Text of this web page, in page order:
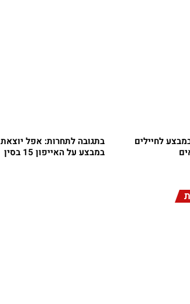
לחיילים
בתגובה לתחרות: אפל יוצאת
במבצע על האייפון 15 בסין